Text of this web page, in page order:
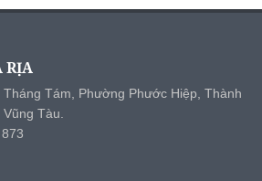
RỊA
Tám, Phường Phước Hiệp, Thành
Vũng Tàu.